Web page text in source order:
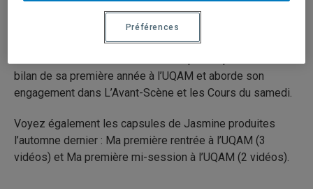
Ma première année à l’UQAM
bilan de sa première année à l’UQAM et aborde son
engagement dans L’Avant-Scène et les Cours du samedi.
Voyez également les capsules de Jasmine produites
l’automne dernier : Ma première rentrée à l’UQAM (3
vidéos) et Ma première mi-session à l’UQAM (2 vidéos).
Préférences